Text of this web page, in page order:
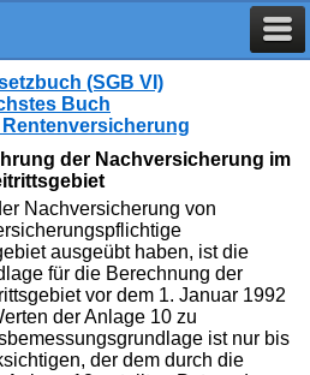
(SGB VI)
Buch
der Nachversicherung im
Nachversicherung von
ausgeübt haben, ist die
für die Berechnung der
vor dem 1. Januar 1992
der Anlage 10 zu
ist nur bis
der dem durch die